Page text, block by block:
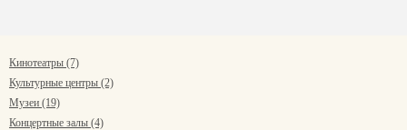
Кинотеатры (7)
Культурные центры (2)
Музеи (19)
Концертные залы (4)